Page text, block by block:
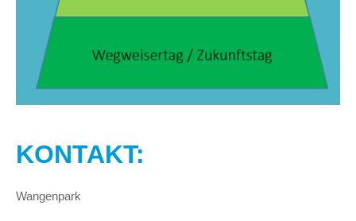
KONTAKT:
Wangenpark